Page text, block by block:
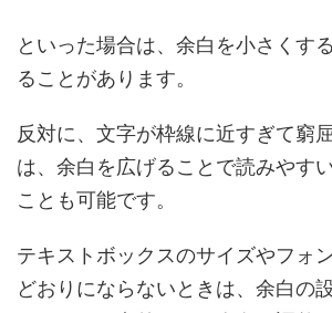
といった場合は、余白を小さくす
ることがあります。
反対に、文字が枠線に近すぎて窮
は、余白を広げることで読みやす
ことも可能です。
テキストボックスのサイズやフォ
どおりにならないときは、余白の